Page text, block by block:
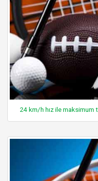
24 km/h hız ile